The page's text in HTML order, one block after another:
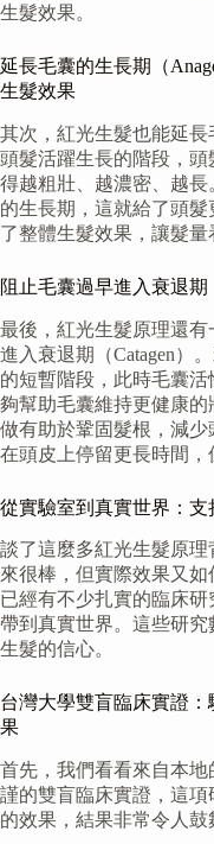
生髮效果。
延長毛囊的生長期（
生髮效果
其次，紅光生髮也能延長
頭髮活躍生長的階段，
得越粗壯、越濃密、越
的生長期，這就給了頭
了整體生髮效果，讓髮量
阻止毛囊過早進入衰退期
最後，紅光生髮原理還
進入衰退期（Catagen）
的短暫階段，此時毛囊
夠幫助毛囊維持更健康
做有助於鞏固髮根，減
在頭皮上停留更長時間，
從實驗室到真實世界：
談了這麼多紅光生髮原
來很棒，但實際效果又如
已經有不少扎實的臨床
帶到真實世界。這些研
生髮的信心。
台灣大學雙盲臨床實證
果
首先，我們看看來自本
謹的雙盲臨床實證，這
的效果，結果非常令人鼓